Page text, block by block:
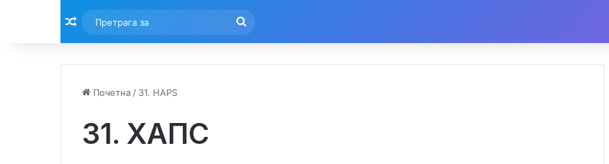
Насумични текстови
за
Почетна / 31. HAPS
31. ХАПС